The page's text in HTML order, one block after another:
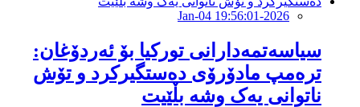
2026-Jan-04 19:56:01
سیاسەتمەدارانی توركیا بۆ ئەردۆغان:
ترەمپ مادۆرۆی دەستگیرکرد و تۆش
ناتوانی یەک وشە بڵێیت